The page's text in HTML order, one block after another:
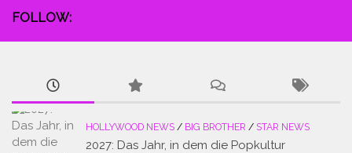
FOLLOW:
HOLLYWOOD NEWS / BIG BROTHER / STAR NEWS
2027: Das Jahr, in dem die Popkultur